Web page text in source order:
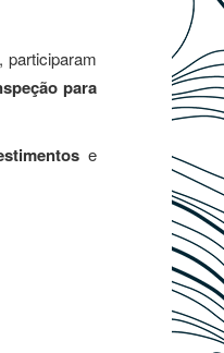
participaram
para
e